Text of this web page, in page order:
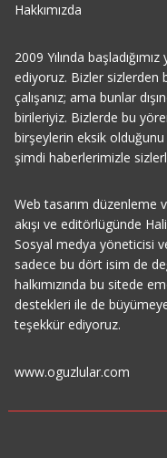
Hakkımızda
2009 Yılında
ediyoruz. Bizler sizlerden
çalışanız; ama bunlar
birileriyiz. Bizlerde bu
birşeylerin eksik
şimdi haberlerimizle
Web tasarım düzenleme
akışı ve editörlügünde
Sosyal medya yöneticisi
sadece bu dört isim de
halkımızında bu sitede
destekleri ile de
teşekkür ediyoruz.
www.oguzlular.com